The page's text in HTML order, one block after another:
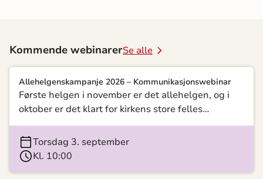
Kommende webinarerSe alle
Allehelgenskampanje 2026 – Kommunikasjonswebinar
Første helgen i november er det allehelgen, og i
oktober er det klart for kirkens store felles
kampanje om sorg, begravelse og allehelgen.
Dette er en ypperlig anledning til å invitere inn til
arrangement og gjøre kirkens sorgtilbud kjent.
Velkommen til webinar med inspirasjon,
torsdag 3. september
Kl. 10:00